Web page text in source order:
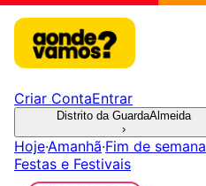
Criar ContaEntrar
Distrito da GuardaAlmeida
›
Hoje·Amanhã·Fim de semana
Festas e Festivais